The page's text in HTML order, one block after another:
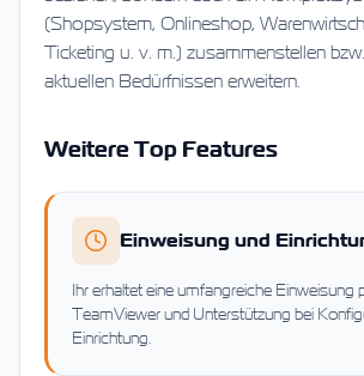
(Shopsystem, Onlineshop,
Ticketing u. v. m.) zusammenstellen
aktuellen Bedürfnissen erweitern.
Weitere Top Features
Einweisung und
Ihr erhaltet eine umfangreiche Einweisung
TeamViewer und Unterstützung bei
Einrichtung.